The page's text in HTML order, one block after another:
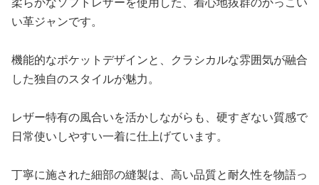
い革ジャンです。
機能的なポケットデザインと、クラシカルな雰囲気が融合
した独自のスタイルが魅力。
レザー特有の風合いを活かしながらも、硬すぎない質感で
日常使いしやすい一着に仕上げています。
丁寧に施された細部の縫製は、高い品質と耐久性を物語っ